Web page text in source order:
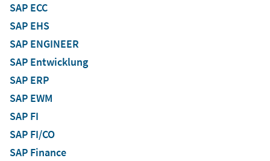
SAP ECC
SAP EHS
SAP ENGINEER
SAP Entwicklung
SAP ERP
SAP EWM
SAP FI
SAP FI/CO
SAP Finance